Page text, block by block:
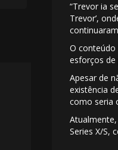
“Trevor ia
Trevor’,
O conteúdo
esforços de
Apesar de
existência
como seria
Series X/S,